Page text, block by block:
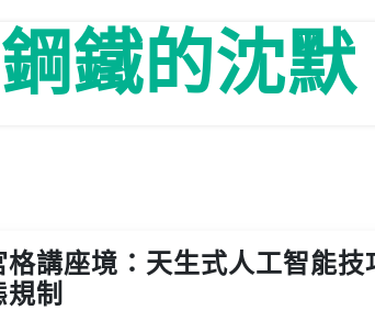
鋼鐵的沈默
講座境：天生式人工智能技
規制